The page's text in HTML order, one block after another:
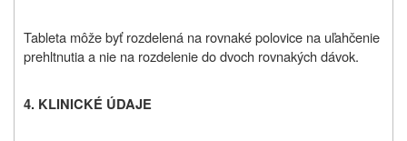
Tableta môže byť rozdelená na rovnaké polovice na uľahčenie
prehltnutia a nie na rozdelenie do dvoch rovnakých dávok.
4. KLINICKÉ ÚDAJE